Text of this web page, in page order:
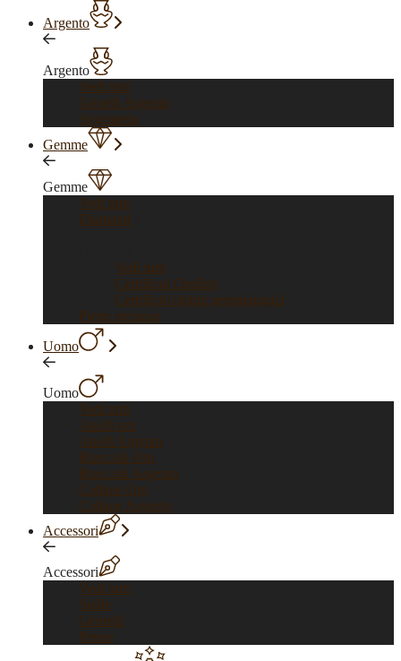
Argento
Argento
Vedi tutti
Gioielli Argento
Argenteria
Gemme
Gemme
Vedi tutti
Diamanti
Vedi tutti
Certificati Orofirst
Certificati istituti gemmologici
Pietre preziose
Uomo
Uomo
Vedi tutti
Anelli oro
Anelli Argento
Bracciali Oro
Bracciali Argento
Collane Oro
Collane Argento
Accessori
Accessori
Vedi tutti
Spille
Gemelli
Penne